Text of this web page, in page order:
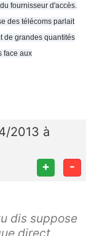
fournisseur d'accès.
des télécoms parlait
de grandes quantités
face aux
2013 à
+ -
dis suppose
direct